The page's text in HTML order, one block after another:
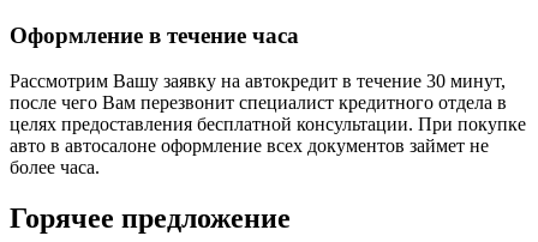
Оформление в течение часа
Рассмотрим Вашу заявку на автокредит в течение 30 минут,
после чего Вам перезвонит специалист кредитного отдела в
целях предоставления бесплатной консультации. При покупке
авто в автосалоне оформление всех документов займет не
более часа.
Горячее предложение